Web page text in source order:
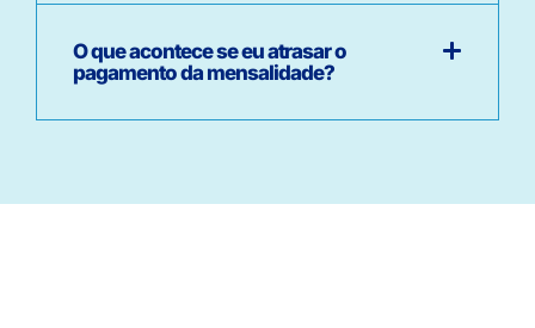
O que acontece se eu atrasar o
pagamento da mensalidade?